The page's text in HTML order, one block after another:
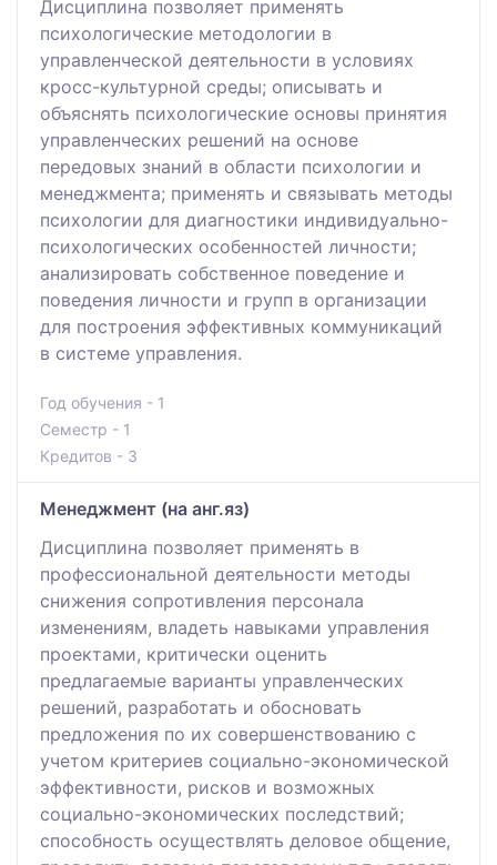
Дисциплина позволяет применять
психологические методологии в
управленческой деятельности в условиях
кросс-культурной среды; описывать и
объяснять психологические основы принятия
управленческих решений на основе
передовых знаний в области психологии и
менеджмента; применять и связывать методы
психологии для диагностики индивидуально-
психологических особенностей личности;
анализировать собственное поведение и
поведения личности и групп в организации
для построения эффективных коммуникаций
в системе управления.
Год обучения - 1
Семестр - 1
Кредитов - 3
Менеджмент (на анг.яз)
Дисциплина позволяет применять в
профессиональной деятельности методы
снижения сопротивления персонала
изменениям, владеть навыками управления
проектами, критически оценить
предлагаемые варианты управленческих
решений, разработать и обосновать
предложения по их совершенствованию с
учетом критериев социально-экономической
эффективности, рисков и возможных
социально-экономических последствий;
способность осуществлять деловое общение,